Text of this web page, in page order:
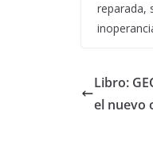
reparada,
Libro:
el nuevo